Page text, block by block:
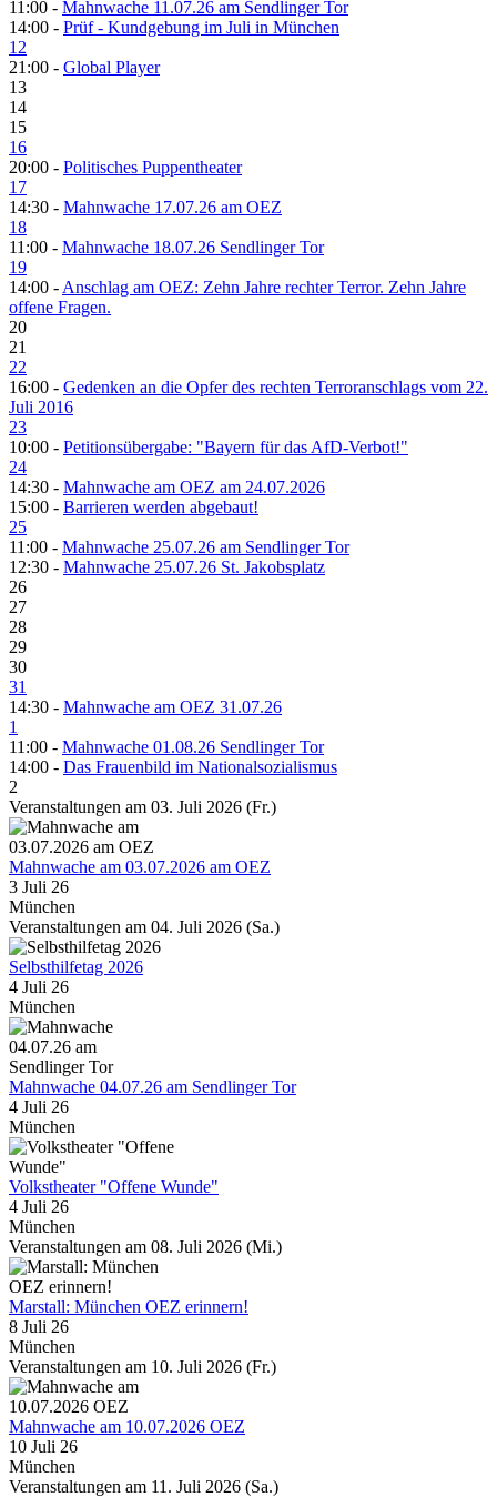
11:00 - Mahnwache 11.07.26 am Sendlinger Tor
14:00 - Prüf - Kundgebung im Juli in München
12
21:00 - Global Player
13
14
15
16
20:00 - Politisches Puppentheater
17
14:30 - Mahnwache 17.07.26 am OEZ
18
11:00 - Mahnwache 18.07.26 Sendlinger Tor
19
14:00 - Anschlag am OEZ: Zehn Jahre rechter Terror. Zehn Jahre
offene Fragen.
20
21
22
16:00 - Gedenken an die Opfer des rechten Terroranschlags vom 22.
Juli 2016
23
10:00 - Petitionsübergabe: "Bayern für das AfD-Verbot!"
24
14:30 - Mahnwache am OEZ am 24.07.2026
15:00 - Barrieren werden abgebaut!
25
11:00 - Mahnwache 25.07.26 am Sendlinger Tor
12:30 - Mahnwache 25.07.26 St. Jakobsplatz
26
27
28
29
30
31
14:30 - Mahnwache am OEZ 31.07.26
1
11:00 - Mahnwache 01.08.26 Sendlinger Tor
14:00 - Das Frauenbild im Nationalsozialismus
2
Veranstaltungen am 03. Juli 2026 (Fr.)
Mahnwache am 03.07.2026 am OEZ
3 Juli 26
München
Veranstaltungen am 04. Juli 2026 (Sa.)
Selbsthilfetag 2026
4 Juli 26
München
Mahnwache 04.07.26 am Sendlinger Tor
4 Juli 26
München
Volkstheater "Offene Wunde"
4 Juli 26
München
Veranstaltungen am 08. Juli 2026 (Mi.)
Marstall: München OEZ erinnern!
8 Juli 26
München
Veranstaltungen am 10. Juli 2026 (Fr.)
Mahnwache am 10.07.2026 OEZ
10 Juli 26
München
Veranstaltungen am 11. Juli 2026 (Sa.)